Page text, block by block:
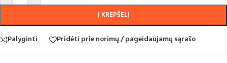
Į KREPŠELĮ
Palyginti Pridėti prie norimų / pageidaujamų sąrašo